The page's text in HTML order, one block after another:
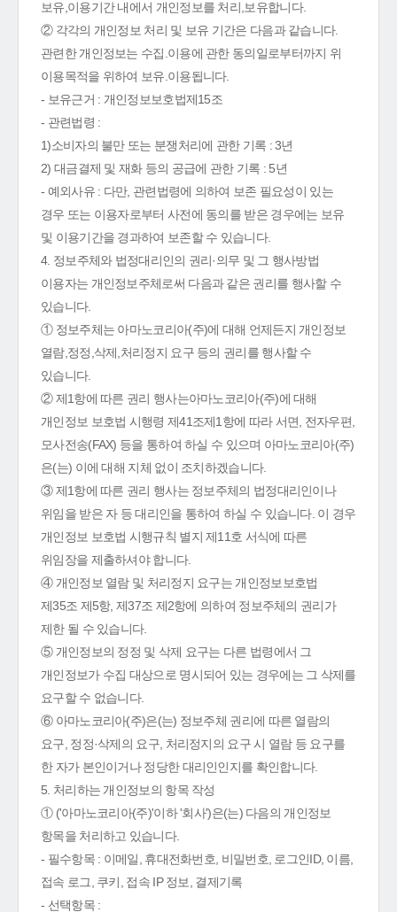
보유,이용기간 내에서 개인정보를 처리,보유합니다.
② 각각의 개인정보 처리 및 보유 기간은 다음과 같습니다.
관련한 개인정보는 수집.이용에 관한 동의일로부터까지 위
이용목적을 위하여 보유.이용됩니다.
- 보유근거 : 개인정보보호법제15조
- 관련법령 :
1)소비자의 불만 또는 분쟁처리에 관한 기록 : 3년
2) 대금결제 및 재화 등의 공급에 관한 기록 : 5년
- 예외사유 : 다만, 관련법령에 의하여 보존 필요성이 있는
경우 또는 이용자로부터 사전에 동의를 받은 경우에는 보유
및 이용기간을 경과하여 보존할 수 있습니다.
4. 정보주체와 법정대리인의 권리·의무 및 그 행사방법
이용자는 개인정보주체로써 다음과 같은 권리를 행사할 수
있습니다.
① 정보주체는 아마노코리아(주)에 대해 언제든지 개인정보
열람,정정,삭제,처리정지 요구 등의 권리를 행사할 수
있습니다.
② 제1항에 따른 권리 행사는아마노코리아(주)에 대해
개인정보 보호법 시행령 제41조제1항에 따라 서면, 전자우편,
모사전송(FAX) 등을 통하여 하실 수 있으며 아마노코리아(주)
은(는) 이에 대해 지체 없이 조치하겠습니다.
③ 제1항에 따른 권리 행사는 정보주체의 법정대리인이나
위임을 받은 자 등 대리인을 통하여 하실 수 있습니다. 이 경우
개인정보 보호법 시행규칙 별지 제11호 서식에 따른
위임장을 제출하셔야 합니다.
④ 개인정보 열람 및 처리정지 요구는 개인정보보호법
제35조 제5항, 제37조 제2항에 의하여 정보주체의 권리가
제한 될 수 있습니다.
⑤ 개인정보의 정정 및 삭제 요구는 다른 법령에서 그
개인정보가 수집 대상으로 명시되어 있는 경우에는 그 삭제를
요구할 수 없습니다.
⑥ 아마노코리아(주)은(는) 정보주체 권리에 따른 열람의
요구, 정정·삭제의 요구, 처리정지의 요구 시 열람 등 요구를
한 자가 본인이거나 정당한 대리인인지를 확인합니다.
5. 처리하는 개인정보의 항목 작성
① ('아마노코리아(주)'이하 '회사')은(는) 다음의 개인정보
항목을 처리하고 있습니다.
- 필수항목 : 이메일, 휴대전화번호, 비밀번호, 로그인ID, 이름,
접속 로그, 쿠키, 접속 IP 정보, 결제기록
- 선택항목 :